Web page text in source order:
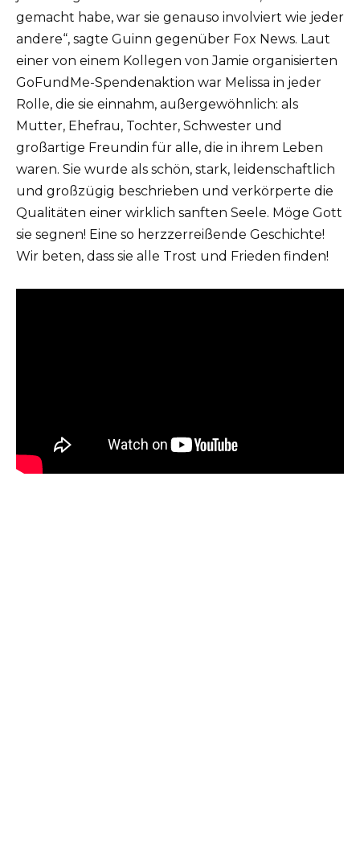
gemacht habe, war sie genauso involviert wie jeder
andere“, sagte Guinn gegenüber Fox News. Laut
einer von einem Kollegen von Jamie organisierten
GoFundMe-Spendenaktion war Melissa in jeder
Rolle, die sie einnahm, außergewöhnlich: als
Mutter, Ehefrau, Tochter, Schwester und
großartige Freundin für alle, die in ihrem Leben
waren. Sie wurde als schön, stark, leidenschaftlich
und großzügig beschrieben und verkörperte die
Qualitäten einer wirklich sanften Seele. Möge Gott
sie segnen! Eine so herzzerreißende Geschichte!
Wir beten, dass sie alle Trost und Frieden finden!